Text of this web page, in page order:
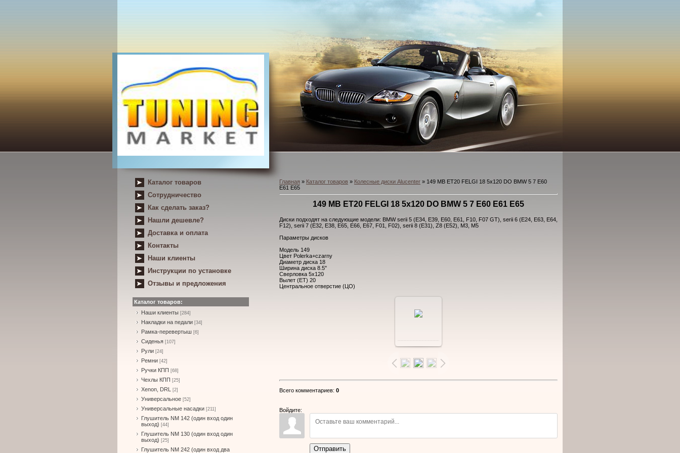
Каталог товаров
Сотрудничество
Как сделать заказ?
Нашли дешевле?
Доставка и оплата
Контакты
Наши клиенты
Инструкции по установке
Отзывы и предложения
Каталог товаров:
Наши клиенты [284]
Накладки на педали [34]
Рамка-перевертыш [6]
Сиденья [107]
Рули [24]
Ремни [42]
Ручки КПП [68]
Чехлы КПП [25]
Xenon, DRL [2]
Универсальное [52]
Универсальные насадки [211]
Глушитель NM 142 (один вход один
выход) [44]
Глушитель NM 130 (один вход один
выход) [25]
Глушитель NM 242 (один вход два
Главная » Каталог товаров » Колесные диски Alucenter » 149 MB ET20 FELGI 18 5x120 DO BMW 5 7 E60
E61 E65
149 MB ET20 FELGI 18 5x120 DO BMW 5 7 E60 E61 E65
Диски подходят на следующие модели: BMW serii 5 (E34, E39, E60, E61, F10, F07 GT), serii 6 (E24, E63, E64,
F12), serii 7 (E32, E38, E65, E66, E67, F01, F02), serii 8 (E31), Z8 (E52), M3, M5
Параметры дисков
Модель 149
Цвет Polerka+czarny
Диаметр диска 18
Ширина диска 8.5"
Сверловка 5x120
Вылет (ЕТ) 20
Центральное отверстие (ЦО)
размере
Всего комментариев: 0
Войдите:
Отправить